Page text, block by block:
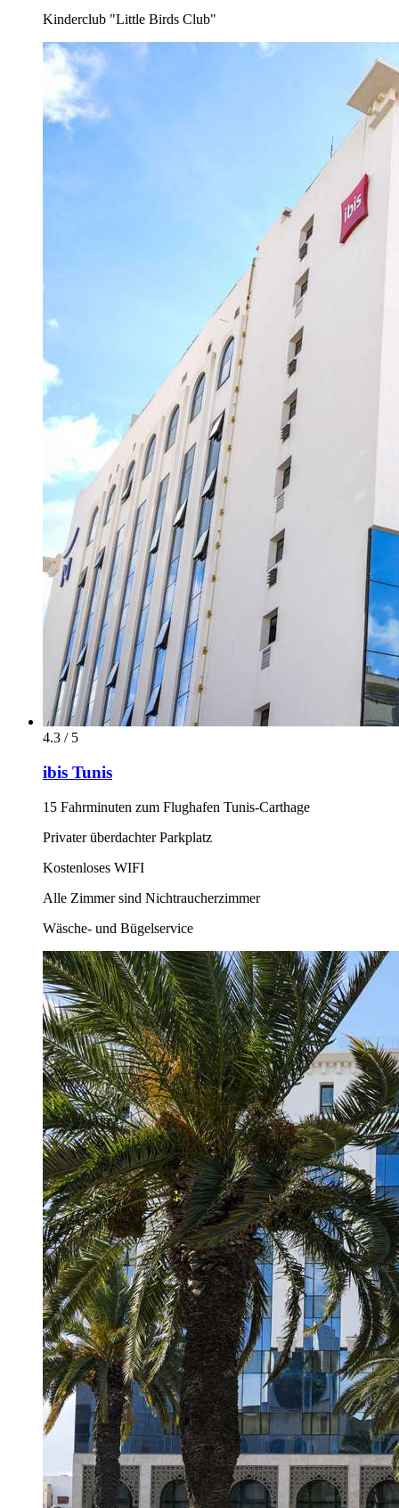
Kinderclub "Little Birds Club"
4.3 / 5
ibis Tunis
15 Fahrminuten zum Flughafen Tunis-Carthage
Privater überdachter Parkplatz
Kostenloses WIFI
Alle Zimmer sind Nichtraucherzimmer
Wäsche- und Bügelservice